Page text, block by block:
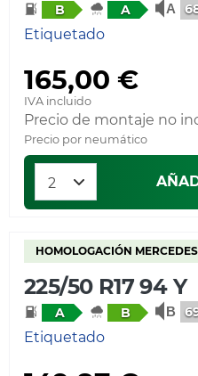
B A
Etiquetado
165,00 €
IVA incluido
Precio de montaje no
Precio por neumático
HOMOLOGACIÓN MERCEDES
225/50 R17 94 Y
A B
Etiquetado